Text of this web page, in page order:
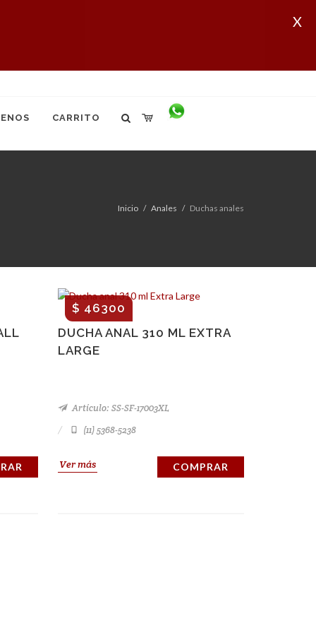
X
CARRITO
Inicio Anales Duchas anales
DUCHA ANAL 310 ML EXTRA
LARGE
$ 46300
Artículo: SS-SF-17003XL
(11) 5368-5238
Ver más COMPRAR